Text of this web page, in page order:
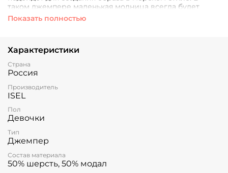
таком джемпере маленькая модница всегда будет
выглядеть нарядно и эффектно. Брюки с лампасами
Показать полностью
Характеристики
Страна
Россия
Производитель
ISEL
Пол
Девочки
Тип
Джемпер
Состав материала
50% шерсть, 50% модал